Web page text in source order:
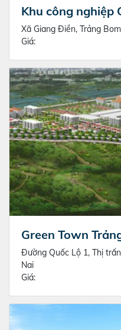
Khu công nghiệp
Xã Giang Điền, Trảng
Giá:
Green Town
Đường Quốc Lộ 1, Thị
Nai
Giá: